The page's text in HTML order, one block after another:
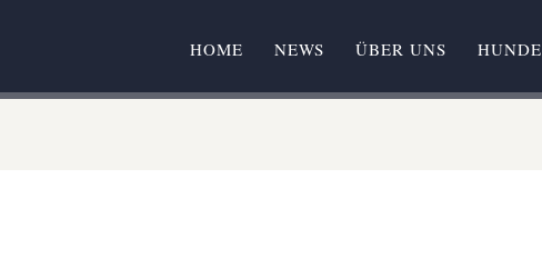
HOME NEWS ÜBER UNS HUNDE